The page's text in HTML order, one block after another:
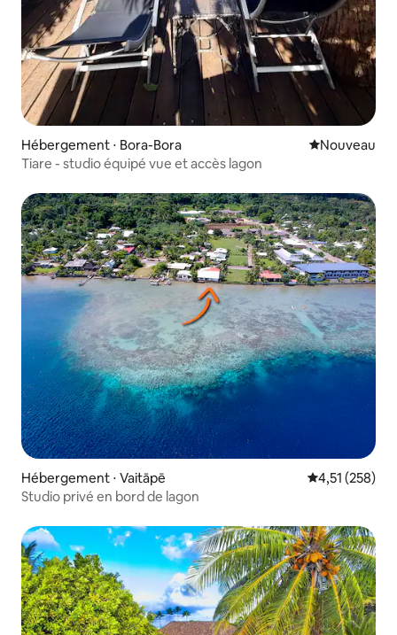
Hébergement ⋅ Bora-Bora Nouvel
Nouveau
Tiare - studio équipé vue et accès lagon
Hébergement ⋅ Vaitāpē Évaluation
4,51 (258)
Studio privé en bord de lagon